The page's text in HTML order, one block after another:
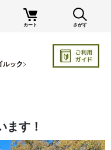
カート さがす
ます！